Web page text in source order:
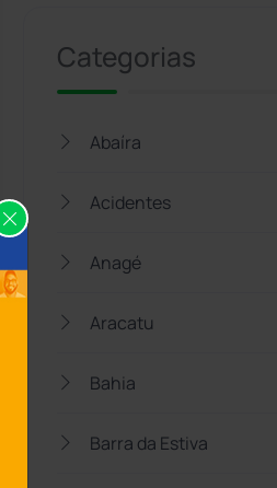
Categorias
Abaíra
Acidentes
Anagé
Aracatu
Bahia
Barra da Estiva